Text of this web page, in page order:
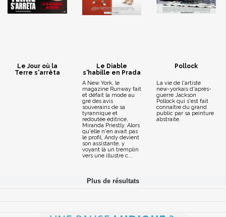
Le Jour où la
Terre s'arrêta
Le Diable
s'habille en Prada
A New York, le
magazine Runway fait
et défait la mode au
gré des avis
souverains de sa
tyrannique et
redoutée éditrice,
Miranda Priestly. Alors
qu'elle n'en avait pas
le profil, Andy devient
son assistante, y
voyant là un tremplin
vers une illustre c...
Pollock
La vie de l'artiste
new-yorkais d'après-
guerre Jackson
Pollock qui s'est fait
connaître du grand
public par sa peinture
abstraite.